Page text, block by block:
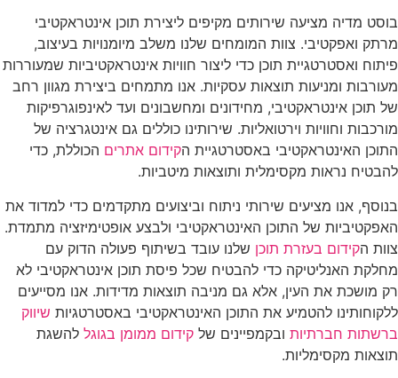
בוסט מדיה מציעה שירותים מקיפים ליצירת תוכן אינטראקטיבי
מרתק ואפקטיבי. צוות המומחים שלנו משלב מיומנויות בעיצוב,
פיתוח ואסטרטגיית תוכן כדי ליצור חוויות אינטראקטיביות שמעוררות
מעורבות ומניעות תוצאות עסקיות. אנו מתמחים ביצירת מגוון רחב
של תוכן אינטראקטיבי, מחידונים ומחשבונים ועד לאינפוגרפיקות
מורכבות וחוויות וירטואליות. שירותינו כוללים גם אינטגרציה של
התוכן האינטראקטיבי באסטרטגיית הקידום אתרים הכוללת, כדי
להבטיח נראות מקסימלית ותוצאות מיטביות.
בנוסף, אנו מציעים שירותי ניתוח וביצועים מתקדמים כדי למדוד את
האפקטיביות של התוכן האינטראקטיבי ולבצע אופטימיזציה מתמדת.
צוות הקידום בעזרת תוכן שלנו עובד בשיתוף פעולה הדוק עם
מחלקת האנליטיקה כדי להבטיח שכל פיסת תוכן אינטראקטיבי לא
רק מושכת את העין, אלא גם מניבה תוצאות מדידות. אנו מסייעים
ללקוחותינו להטמיע את התוכן האינטראקטיבי באסטרטגיות שיווק
ברשתות חברתיות ובקמפיינים של קידום ממומן בגוגל להשגת
תוצאות מקסימליות.